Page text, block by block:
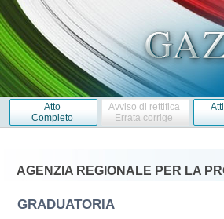
Atto
Completo
Avviso di rettifica
Errata corrige
AGENZIA REGIONALE PER LA
GRADUATORIA